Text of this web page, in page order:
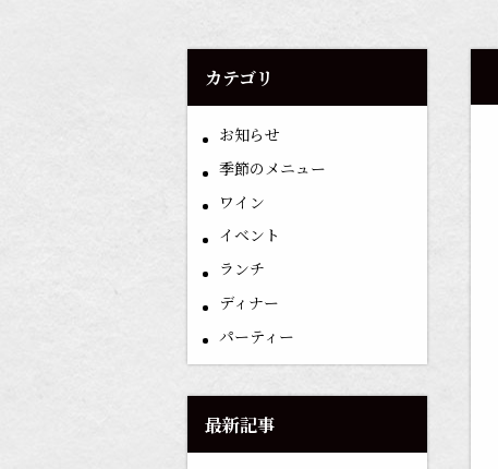
カテゴリ
お知らせ
季節のメニュー
ワイン
イベント
ランチ
ディナー
パーティー
最新記事